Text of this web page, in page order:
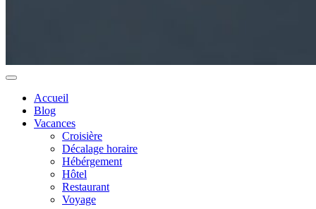
Accueil
Blog
Vacances
Croisière
Décalage horaire
Hébérgement
Hôtel
Restaurant
Voyage